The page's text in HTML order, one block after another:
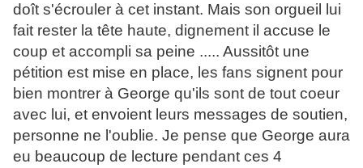
doît s'écrouler à cet instant. Mais son orgueil lui
fait rester la tête haute, dignement il accuse le
coup et accompli sa peine ..... Aussitôt une
pétition est mise en place, les fans signent pour
bien montrer à George qu'ils sont de tout coeur
avec lui, et envoient leurs messages de soutien,
personne ne l'oublie. Je pense que George aura
eu beaucoup de lecture pendant ces 4